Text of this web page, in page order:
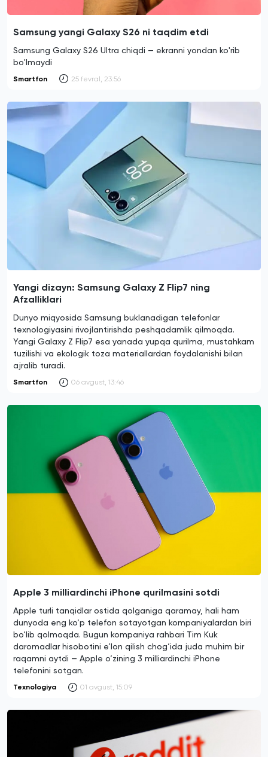
Samsung yangi Galaxy S26 ni taqdim etdi
Samsung Galaxy S26 Ultra chiqdi — ekranni yondan ko'rib
bo'lmaydi
Smartfon 25 fevral, 23:56
Yangi dizayn: Samsung Galaxy Z Flip7 ning
Afzalliklari
Dunyo miqyosida Samsung buklanadigan telefonlar
texnologiyasini rivojlantirishda peshqadamlik qilmoqda.
Yangi Galaxy Z Flip7 esa yanada yupqa qurilma, mustahkam
tuzilishi va ekologik toza materiallardan foydalanishi bilan
ajralib turadi.
Smartfon 06 avgust, 13:46
Apple 3 milliardinchi iPhone qurilmasini sotdi
Apple turli tanqidlar ostida qolganiga qaramay, hali ham
dunyoda eng ko‘p telefon sotayotgan kompaniyalardan biri
bo‘lib qolmoqda. Bugun kompaniya rahbari Tim Kuk
daromadlar hisobotini e’lon qilish chog‘ida juda muhim bir
raqamni aytdi — Apple o‘zining 3 milliardinchi iPhone
telefonini sotgan.
Texnologiya 01 avgust, 15:09